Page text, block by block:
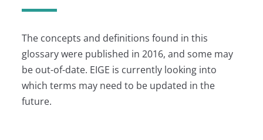
The concepts and definitions found in this
glossary were published in 2016, and some may
be out-of-date. EIGE is currently looking into
which terms may need to be updated in the
future.